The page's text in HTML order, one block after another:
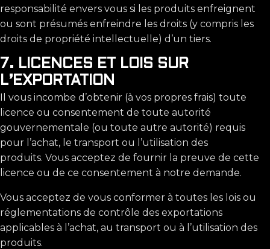
responsabilité envers vous si les produits enfreignent
ou sont présumés enfreindre les droits (y compris les
droits de propriété intellectuelle) d’un tiers.
7. LICENCES ET LOIS SUR
L’EXPORTATION
Il vous incombe d’obtenir (à vos propres frais) toute
licence ou consentement de toute autorité
gouvernementale (ou toute autre autorité) requis
pour l’achat, le transport ou l’utilisation des
produits. Vous acceptez de fournir la preuve de cette
licence ou de ce consentement à notre demande.
Vous acceptez de vous conformer à toutes les lois ou
réglementations de contrôle des exportations
applicables à l’achat, au transport ou à l’utilisation des
produits.